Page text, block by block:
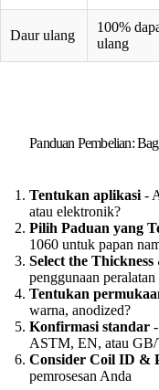
Daur ulang
100%
ulang
Panduan Pembelian:
Tentukan aplikasi -
atau elektronik?
Pilih Paduan yang
1060 untuk papan
Select the
penggunaan peralatan
Tentukan
warna, anodized?
Konfirmasi standar
ASTM, EN, atau
Consider Coil ID &
pemrosesan Anda